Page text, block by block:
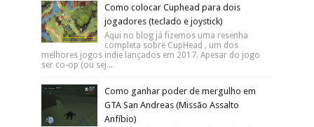
Como colocar Cuphead para dois
jogadores (teclado e joystick)
Aqui no blog já fizemos uma resenha
completa sobre CupHead , um dos
melhores jogos indie lançados em 2017. Apesar do jogo
ser co-op (ou sej...
Como ganhar poder de mergulho em
GTA San Andreas (Missão Assalto
Anfíbio)